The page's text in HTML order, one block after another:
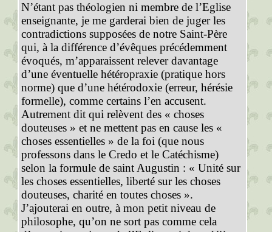
N’étant pas théologien ni membre de l’Eglise
enseignante, je me garderai bien de juger les
contradictions supposées de notre Saint-Père
qui, à la différence d’évêques précédemment
évoqués, m’apparaissent relever davantage
d’une éventuelle hétéropraxie (pratique hors
norme) que d’une hétérodoxie (erreur, hérésie
formelle), comme certains l’en accusent.
Autrement dit qui relèvent des « choses
douteuses » et ne mettent pas en cause les «
choses essentielles » de la foi (que nous
professons dans le Credo et le Catéchisme)
selon la formule de saint Augustin : « Unité sur
les choses essentielles, liberté sur les choses
douteuses, charité en toutes choses ».
J’ajouterai en outre, à mon petit niveau de
philosophe, qu’on ne sort pas comme cela